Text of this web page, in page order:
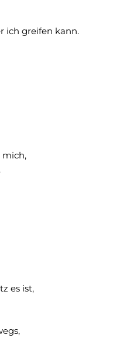
ich greifen kann.
mich,
es ist,